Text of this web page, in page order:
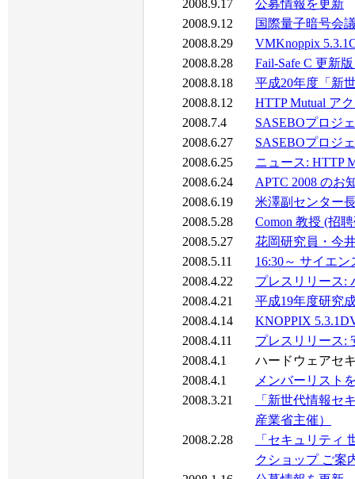
2008.9.17
公募情報を更新
2008.9.12
国際量子暗号会
2008.8.29
VMKnoppix
2008.8.28
Fail-Safe C 更新
2008.8.18
平成20年度「新
2008.8.12
HTTP Mutual ア
2008.7.4
SASEBOプロジ
2008.6.27
SASEBOプロジ
2008.6.25
ニュース: HTTP
2008.6.24
APTC 2008 のお
2008.6.19
米澤副センター
2008.5.28
Comon 教授 (招
2008.5.27
花岡研究員・今
2008.5.11
16:30～ サイエ
2008.4.22
プレスリリース:
2008.4.21
平成19年度研究
2008.4.14
KNOPPIX
2008.4.11
プレスリリース:
2008.4.1
ハードウェアセ
2008.4.1
メンバーリスト
2008.3.21
「新世代情報セ
産業省主催）
2008.2.28
「セキュリティ
クショップ ご案